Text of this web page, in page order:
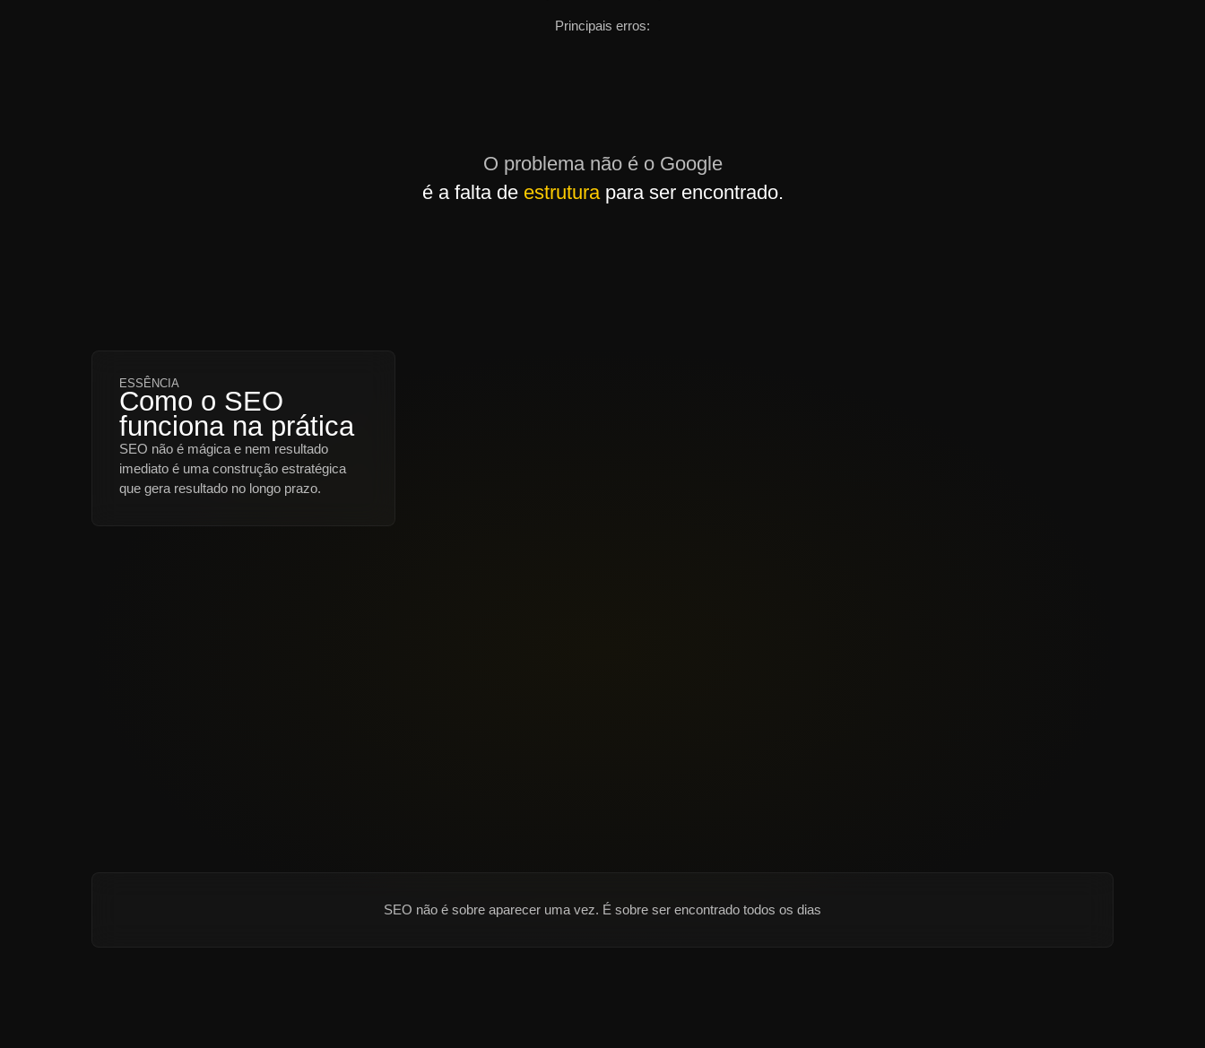
Principais erros:
O problema não é o Google
é a falta de estruturapara ser encontrado.
ESSÊNCIA
Como o SEO
funciona na prática
SEO não é mágica e nem resultado
imediato é uma construção estratégica
que gera resultado no longo prazo.
SEO não é sobre aparecer uma vez. É sobre ser encontrado todos os dias